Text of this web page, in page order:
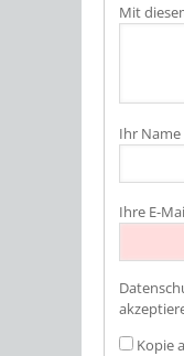
Mit
Ihr Name
Ihre E-
Kopie